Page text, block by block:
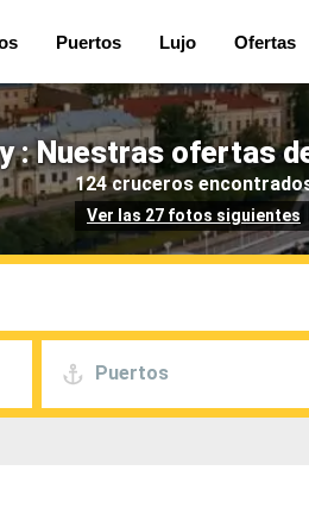
Puertos Lujo Ofertas
: Nuestras ofertas
124 cruceros
Ver las 27 fotos siguientes
Puertos